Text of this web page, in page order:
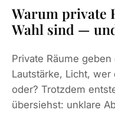
Warum private
Wahl sind —
Private Räume
Lautstärke, Licht,
oder? Trotzdem
übersiehst: unklare